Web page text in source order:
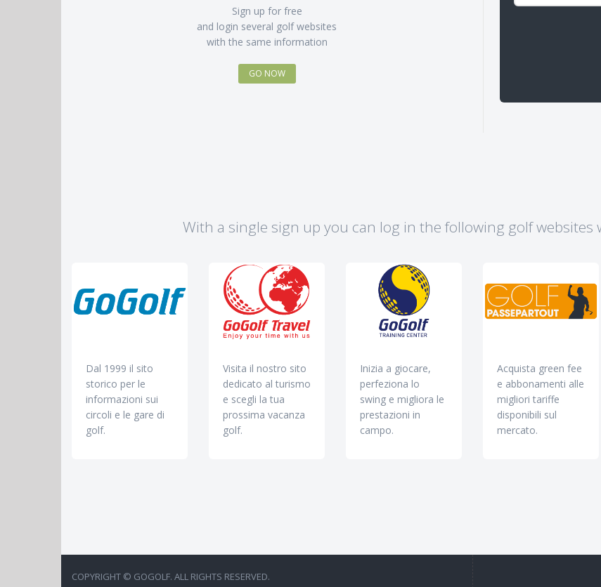
Sign up for free
and login several golf websites
with the same information
GO NOW
With a single sign up you can log in the following golf websites
Dal 1999 il sito
storico per le
informazioni sui
circoli e le gare di
golf.
Visita il nostro sito
dedicato al turismo
e scegli la tua
prossima vacanza
golf.
Inizia a giocare,
perfeziona lo
swing e migliora le
prestazioni in
campo.
Acquista green fee
e abbonamenti alle
migliori tariffe
disponibili sul
mercato.
COPYRIGHT © GOGOLF. ALL RIGHTS RESERVED.